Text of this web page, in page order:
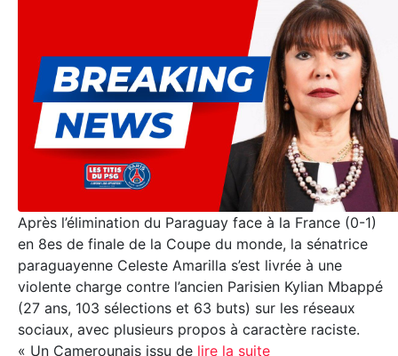
Après l’élimination du Paraguay face à la France (0-1)
en 8es de finale de la Coupe du monde, la sénatrice
paraguayenne Celeste Amarilla s’est livrée à une
violente charge contre l’ancien Parisien Kylian Mbappé
(27 ans, 103 sélections et 63 buts) sur les réseaux
sociaux, avec plusieurs propos à caractère raciste.
« Un Camerounais issu de lire la suite